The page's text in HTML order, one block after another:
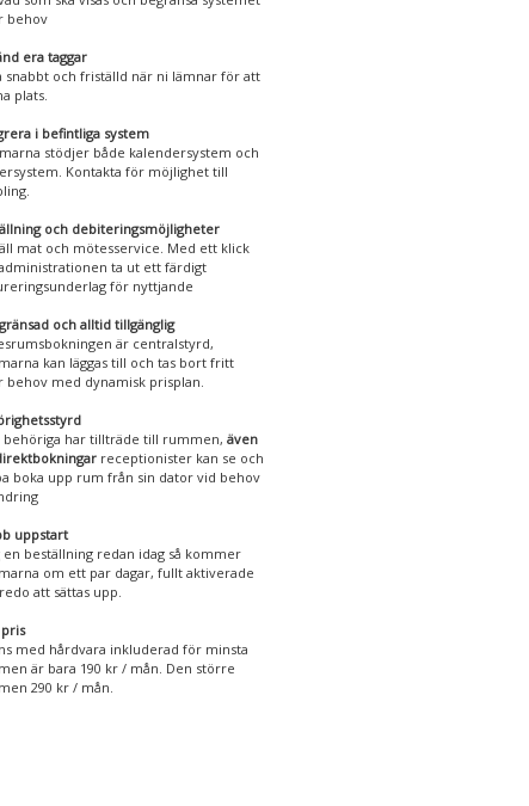
behov
era taggar
snabbt och friställd när ni lämnar för att
plats.
i befintliga system
stödjer både kalendersystem och
Kontakta för möjlighet till
och debiteringsmöjligheter
mat och mötesservice. Med ett klick
ta ut ett färdigt
för nyttjande
och alltid tillgänglig
är centralstyrd,
kan läggas till och tas bort fritt
behov med dynamisk prisplan.
behöriga har tillträde till rummen, även
receptionister kan se och
boka upp rum från sin dator vid behov
uppstart
en beställning redan idag så kommer
om ett par dagar, fullt aktiverade
att sättas upp.
med hårdvara inkluderad för minsta
är bara 190 kr / mån. Den större
290 kr / mån.